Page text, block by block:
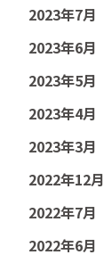
2023年7月
2023年6月
2023年5月
2023年4月
2023年3月
2022年12月
2022年7月
2022年6月